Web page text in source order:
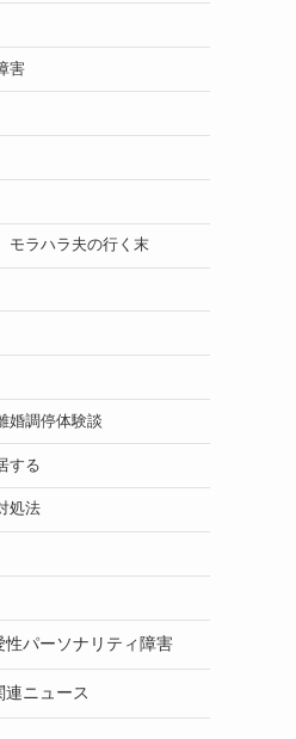
害
ラハラ夫の行く末
婚調停体験談
する
処法
性パーソナリティ障害
連ニュース